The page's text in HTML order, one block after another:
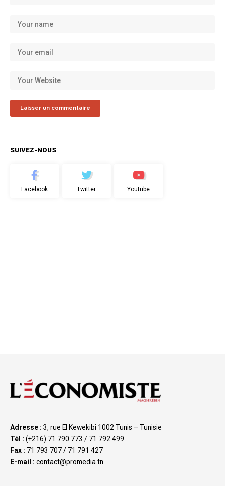
SUIVEZ-NOUS
Facebook Twitter Youtube
Adresse : 3, rue El Kewekibi 1002 Tunis – Tunisie
Tél : (+216) 71 790 773 / 71 792 499
Fax : 71 793 707 / 71 791 427
E-mail : contact@promedia.tn